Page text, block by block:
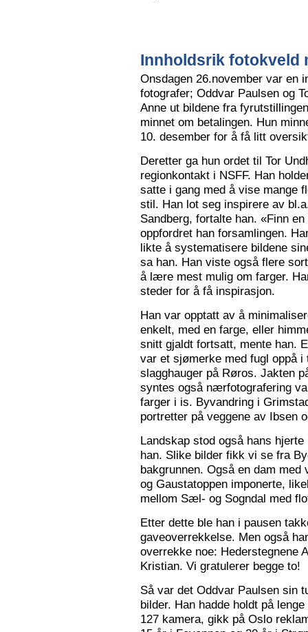
Innholdsrik fotokveld
Onsdagen 26.november var en
fotografer; Oddvar Paulsen og
Anne ut bildene fra
minnet om betalingen. Hun
10. desember for å få litt
Deretter ga hun ordet til Tor
regionkontakt i NSFF. Han
satte i gang med å vise mange
stil. Han lot seg inspirere av
Sandberg, fortalte han. «Finn
oppfordret han forsamlingen.
likte å systematisere bildene
sa han. Han viste også flere
å lære mest mulig om farger.
steder for å få inspirasjon.
Han var opptatt av å
enkelt, med en farge, eller
snitt gjaldt fortsatt, mente han.
var et sjømerke med fugl oppå
slagghauger på Røros. Jakten
syntes også nærfotografering
farger i is. Byvandring i
portretter på veggene av Ibsen
Landskap stod også hans
han. Slike bilder fikk vi se fra
bakgrunnen. Også en dam
og Gaustatoppen imponerte,
mellom Sæl- og Sogndal med
Etter dette ble han i pausen
gaveoverrekkelse. Men også
overrekke noe: Hederstegnene
Kristian. Vi gratulerer begge to!
Så var det Oddvar Paulsen sin
bilder. Han hadde holdt på
127 kamera, gikk på Oslo